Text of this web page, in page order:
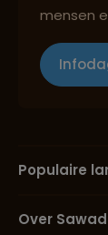
mensen
Populaire
Over